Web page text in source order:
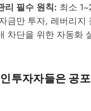
리 필수 원칙: 최소
금만 투자, 레버리지
차단을 위한 자동화
투자자들은 공